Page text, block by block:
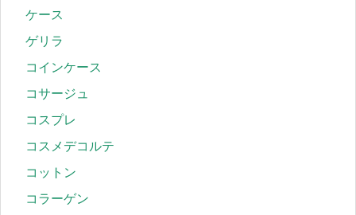
ケース
ゲリラ
コインケース
コサージュ
コスプレ
コスメデコルテ
コットン
コラーゲン